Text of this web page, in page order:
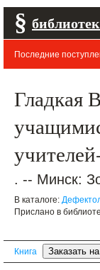
§
Последние
Гладкая
. -- Минск:
В каталоге:
Прислано в
Книга